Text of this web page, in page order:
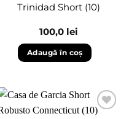
Trinidad Short (10)
100,0 lei
Adaugă în coș